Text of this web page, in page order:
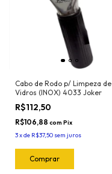
Cabo de Rodo p/ Limpeza de
Vidros (INOX) 4033 Joker
R$112,50
R$106,88 com Pix
3xde R$37,50 sem juros